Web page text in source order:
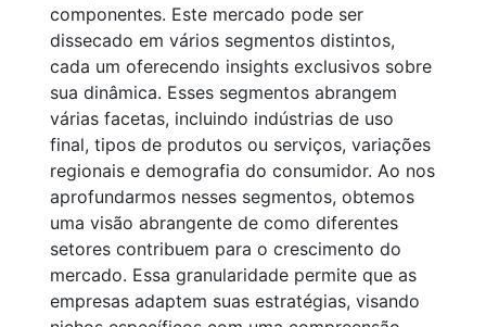
componentes. Este mercado pode ser
dissecado em vários segmentos distintos,
cada um oferecendo insights exclusivos sobre
sua dinâmica. Esses segmentos abrangem
várias facetas, incluindo indústrias de uso
final, tipos de produtos ou serviços, variações
regionais e demografia do consumidor. Ao nos
aprofundarmos nesses segmentos, obtemos
uma visão abrangente de como diferentes
setores contribuem para o crescimento do
mercado. Essa granularidade permite que as
empresas adaptem suas estratégias, visando